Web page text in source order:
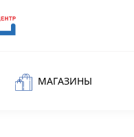
МАГАЗИНЫ